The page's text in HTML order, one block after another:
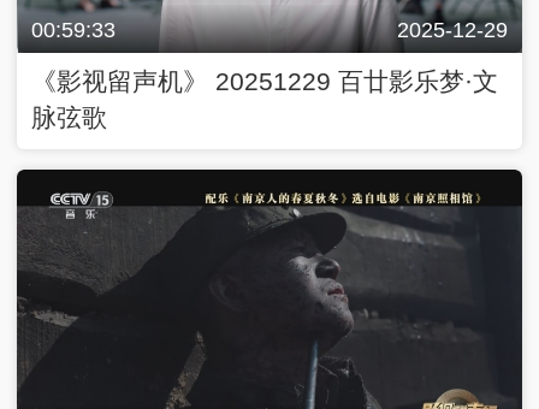
00:59:33 2025-12-29
《影视留声机》 20251229 百廿影乐梦·文
脉弦歌